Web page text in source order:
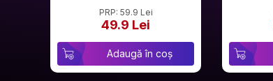
PRP: 59.9 Lei
49.9 Lei
Adaugă în coș